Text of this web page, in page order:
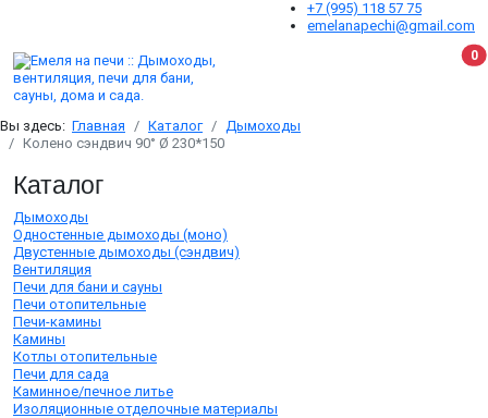
+7 (995) 118 57 75
emelanapechi@gmail.com
0В
Вы здесь: Главная Каталог
Дымоходы
Колено сэндвич 90° Ø 230*150
Каталог
Дымоходы
Одностенные дымоходы (моно)
Двустенные дымоходы (сэндвич)
Вентиляция
Печи для бани и сауны
Печи отопительные
Печи-камины
Камины
Котлы отопительные
Печи для сада
Каминное/печное литье
Изоляционные отделочные материалы